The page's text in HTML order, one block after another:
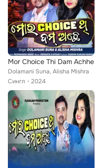
Mor Choice Thi Dam Achhe
Dolamani Suna, Alisha Mishra
Сингл
2024